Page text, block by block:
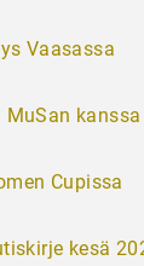
Vaasassa
kanssa
Cupissa
kesä